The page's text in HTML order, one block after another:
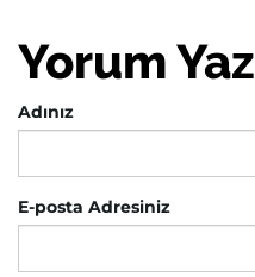
Yorum Yaz
Adınız
E-posta Adresiniz